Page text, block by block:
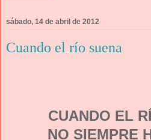
sábado, 14 de abril de 2012
Cuando el río suena
CUANDO EL
NO SIEMPRE